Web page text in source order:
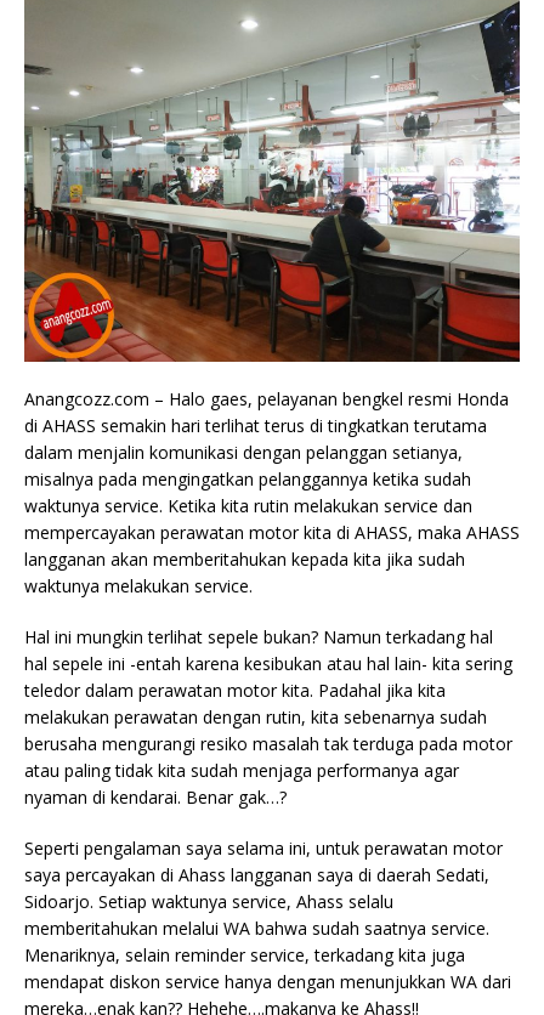
Anangcozz.com – Halo gaes, pelayanan bengkel resmi Honda
di AHASS semakin hari terlihat terus di tingkatkan terutama
dalam menjalin komunikasi dengan pelanggan setianya,
misalnya pada mengingatkan pelanggannya ketika sudah
waktunya service. Ketika kita rutin melakukan service dan
mempercayakan perawatan motor kita di AHASS, maka AHASS
langganan akan memberitahukan kepada kita jika sudah
waktunya melakukan service.
Hal ini mungkin terlihat sepele bukan? Namun terkadang hal
hal sepele ini -entah karena kesibukan atau hal lain- kita sering
teledor dalam perawatan motor kita. Padahal jika kita
melakukan perawatan dengan rutin, kita sebenarnya sudah
berusaha mengurangi resiko masalah tak terduga pada motor
atau paling tidak kita sudah menjaga performanya agar
nyaman di kendarai. Benar gak…?
Seperti pengalaman saya selama ini, untuk perawatan motor
saya percayakan di Ahass langganan saya di daerah Sedati,
Sidoarjo. Setiap waktunya service, Ahass selalu
memberitahukan melalui WA bahwa sudah saatnya service.
Menariknya, selain reminder service, terkadang kita juga
mendapat diskon service hanya dengan menunjukkan WA dari
mereka…enak kan?? Hehehe….makanya ke Ahass!!